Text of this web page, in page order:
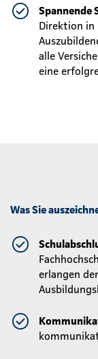
Spannende
Direktion in
alle
eine
Was Sie
erlangen